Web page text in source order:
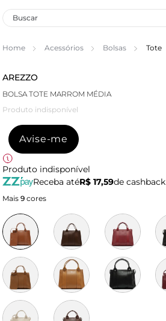
Home Acessórios Bolsas Tote
AREZZO
BOLSA TOTE MARROM MÉDIA
Produto indisponível
Avise-me
Produto indisponível
Receba atéR$ 17,59de cashback
Mais 9 cores